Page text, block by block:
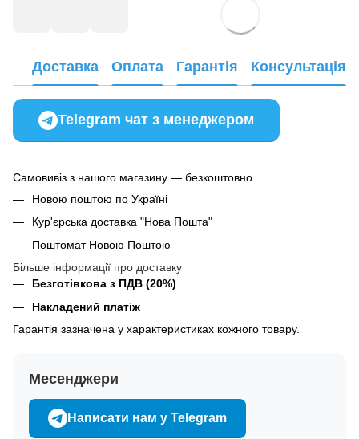
Доставка Оплата Гарантія Консультація
Telegram чат з менеджером
Самовивіз з нашого магазину — безкоштовно.
Новою поштою по Україні
Кур'єрська доставка "Нова Пошта"
Поштомат Новою Поштою
Більше інформації про доставку
Безготівкова з ПДВ (20%)
Накладений платіж
Гарантія зазначена у характеристиках кожного товару.
Месенджери
Написати нам у Telegram